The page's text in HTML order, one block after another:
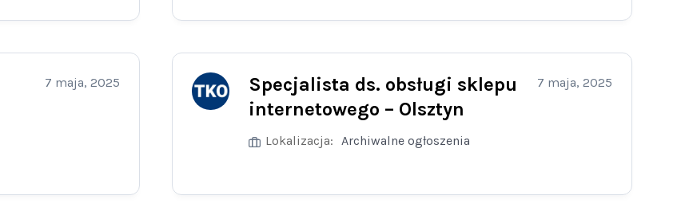
7 maja, 2025
Specjalista ds. obsługi sklepu
internetowego – Olsztyn
7 maja, 2025
Lokalizacja: Archiwalne ogłoszenia